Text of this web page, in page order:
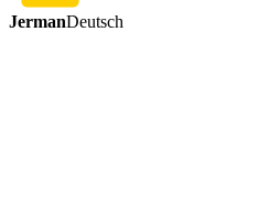
JermanDeutsch